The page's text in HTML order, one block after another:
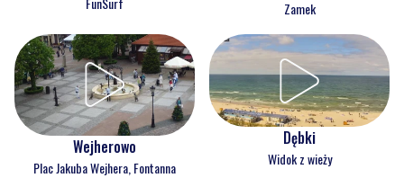
Zamek
Wejherowo
Plac Jakuba Wejhera, Fontanna
Dębki
Widok z wieży